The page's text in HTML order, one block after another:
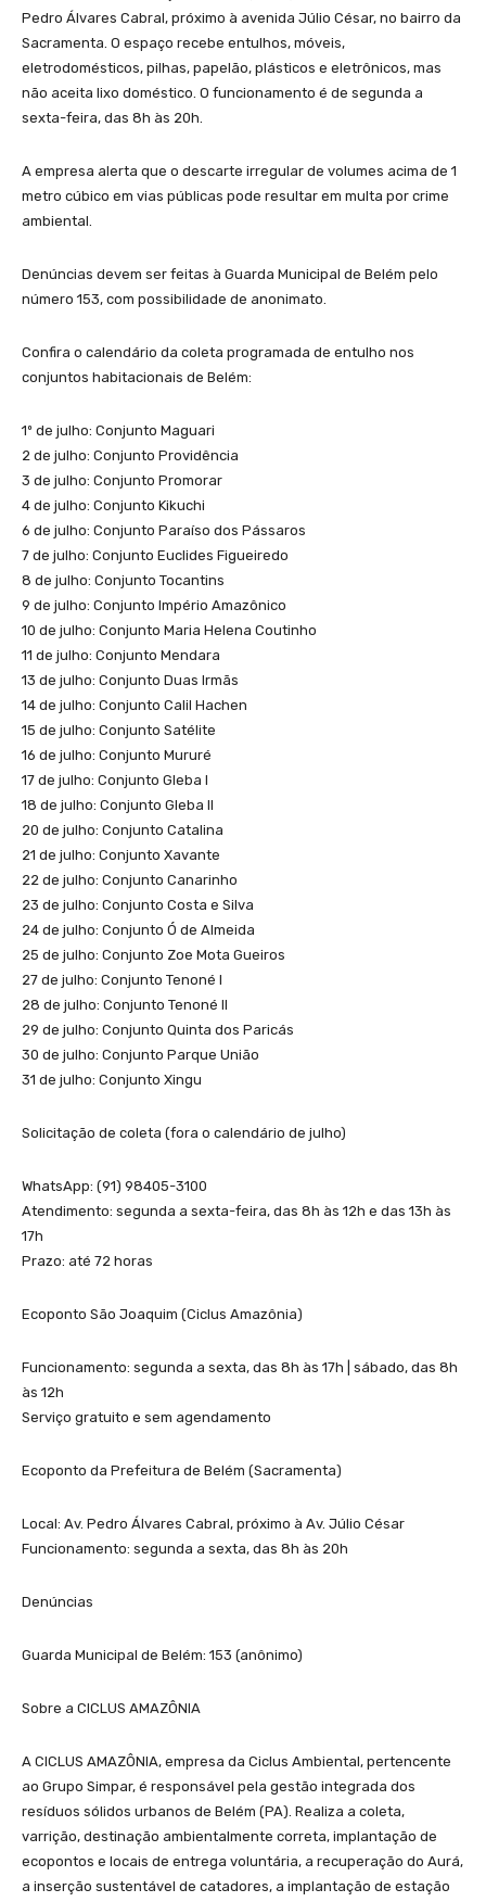
Pedro Álvares Cabral, próximo à avenida Júlio César, no bairro da
Sacramenta. O espaço recebe entulhos, móveis,
eletrodomésticos, pilhas, papelão, plásticos e eletrônicos, mas
não aceita lixo doméstico. O funcionamento é de segunda a
sexta-feira, das 8h às 20h.
A empresa alerta que o descarte irregular de volumes acima de 1
metro cúbico em vias públicas pode resultar em multa por crime
ambiental.
Denúncias devem ser feitas à Guarda Municipal de Belém pelo
número 153, com possibilidade de anonimato.
Confira o calendário da coleta programada de entulho nos
conjuntos habitacionais de Belém:
1º de julho: Conjunto Maguari
2 de julho: Conjunto Providência
3 de julho: Conjunto Promorar
4 de julho: Conjunto Kikuchi
6 de julho: Conjunto Paraíso dos Pássaros
7 de julho: Conjunto Euclides Figueiredo
8 de julho: Conjunto Tocantins
9 de julho: Conjunto Império Amazônico
10 de julho: Conjunto Maria Helena Coutinho
11 de julho: Conjunto Mendara
13 de julho: Conjunto Duas Irmãs
14 de julho: Conjunto Calil Hachen
15 de julho: Conjunto Satélite
16 de julho: Conjunto Mururé
17 de julho: Conjunto Gleba I
18 de julho: Conjunto Gleba II
20 de julho: Conjunto Catalina
21 de julho: Conjunto Xavante
22 de julho: Conjunto Canarinho
23 de julho: Conjunto Costa e Silva
24 de julho: Conjunto Ó de Almeida
25 de julho: Conjunto Zoe Mota Gueiros
27 de julho: Conjunto Tenoné I
28 de julho: Conjunto Tenoné II
29 de julho: Conjunto Quinta dos Paricás
30 de julho: Conjunto Parque União
31 de julho: Conjunto Xingu
Solicitação de coleta (fora o calendário de julho)
WhatsApp: (91) 98405-3100
Atendimento: segunda a sexta-feira, das 8h às 12h e das 13h às
17h
Prazo: até 72 horas
Ecoponto São Joaquim (Ciclus Amazônia)
Funcionamento: segunda a sexta, das 8h às 17h | sábado, das 8h
às 12h
Serviço gratuito e sem agendamento
Ecoponto da Prefeitura de Belém (Sacramenta)
Local: Av. Pedro Álvares Cabral, próximo à Av. Júlio César
Funcionamento: segunda a sexta, das 8h às 20h
Denúncias
Guarda Municipal de Belém: 153 (anônimo)
Sobre a CICLUS AMAZÔNIA
A CICLUS AMAZÔNIA, empresa da Ciclus Ambiental, pertencente
ao Grupo Simpar, é responsável pela gestão integrada dos
resíduos sólidos urbanos de Belém (PA). Realiza a coleta,
varrição, destinação ambientalmente correta, implantação de
ecopontos e locais de entrega voluntária, a recuperação do Aurá,
a inserção sustentável de catadores, a implantação de estação